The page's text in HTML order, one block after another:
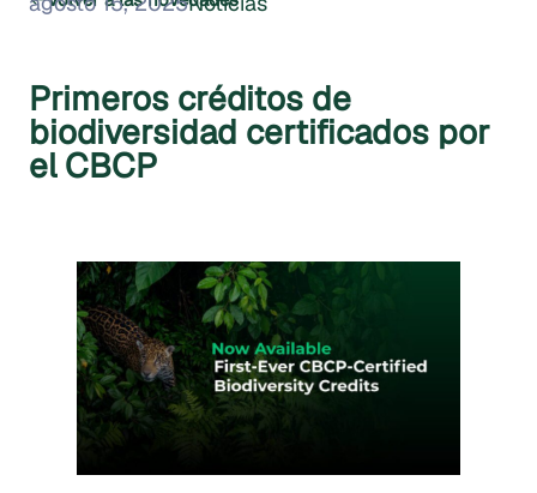
Primeros créditos de
biodiversidad certificados por
el CBCP